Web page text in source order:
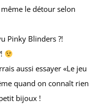
le détour selon
Pinky Blinders ?!
aussi essayer «Le jeu
quand on connaît rien
bijoux !